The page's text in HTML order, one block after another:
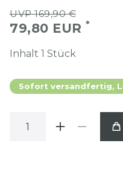
UVP 169,90 €
79,80 EUR *
Inhalt 1 Stück
Sofort versandfertig,